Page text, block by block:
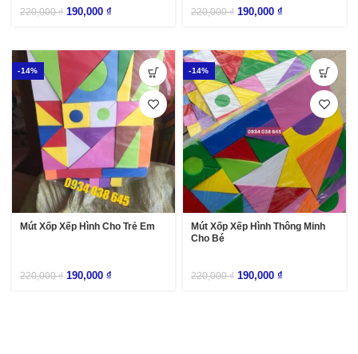
220,000₫ 190,000 ₫ 220,000₫ 190,000 ₫
-14%
Mút Xốp Xếp Hình Cho Trẻ Em
220,000₫ 190,000 ₫
-14%
Mút Xốp Xếp Hình Thông Minh
Cho Bé
220,000₫ 190,000 ₫